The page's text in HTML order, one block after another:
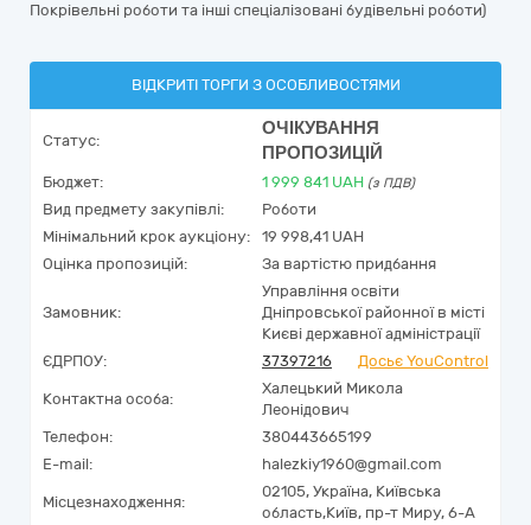
Покрівельні роботи та інші спеціалізовані будівельні роботи)
ВІДКРИТІ ТОРГИ З ОСОБЛИВОСТЯМИ
Статус:
ОЧІКУВАННЯ
ПРОПОЗИЦІЙ
Бюджет: 1 999 841 UAH (з ПДВ)
Вид предмету закупівлі:
Роботи
Мінімальний крок аукціону:
19 998,41 UAH
Оцінка пропозицій:
За вартістю придбання
Замовник:
Управління освіти
Дніпровської районної в місті
Києві державної адміністрації
ЄДРПОУ:
37397216 Досьє YouControl
Контактна особа:
Халецький Микола
Леонідович
Телефон:
380443665199
E-mail:
halezkiy1960@gmail.com
Місцезнаходження:
02105, Україна, Київська
область,Київ, пр-т Миру, 6-А